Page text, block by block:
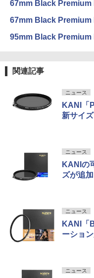
67mm Black Premium
67mm Black Premium
95mm Black Premium
関連記事
ニュース
KANI「
新サイズ
ニュース
KANIの
ズが追加
ニュース
KANI「
ーショ
ニュース